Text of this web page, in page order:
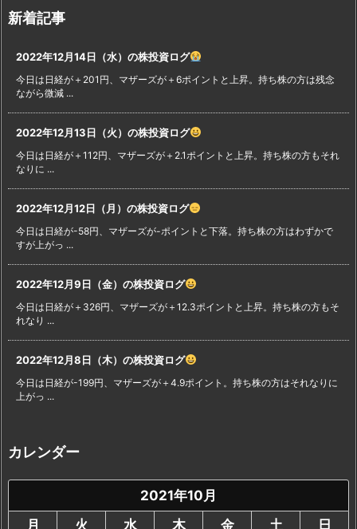
新着記事
2022年12月14日（水）の株投資ログ
今日は日経が＋201円、マザーズが＋6ポイントと上昇。持ち株の方は残念
ながら微減 ...
2022年12月13日（火）の株投資ログ
今日は日経が＋112円、マザーズが＋2.1ポイントと上昇。持ち株の方もそれ
なりに ...
2022年12月12日（月）の株投資ログ
今日は日経が-58円、マザーズが-ポイントと下落。持ち株の方はわずかで
すが上がっ ...
2022年12月9日（金）の株投資ログ
今日は日経が＋326円、マザーズが＋12.3ポイントと上昇。持ち株の方もそ
れなり ...
2022年12月8日（木）の株投資ログ
今日は日経が-199円、マザーズが＋4.9ポイント。持ち株の方はそれなりに
上がっ ...
カレンダー
2021年10月
月
火 水 木 金 土
日